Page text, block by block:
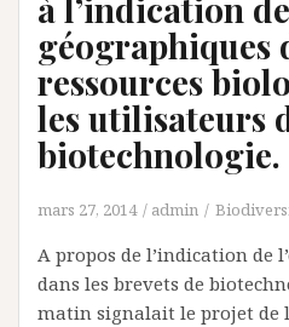
à l’indication
géographiques
ressources
les utilisateurs
biotechnologie.
mars 27, 2014 admin
A propos de l’indication de
dans les brevets de
matin signalait le projet de